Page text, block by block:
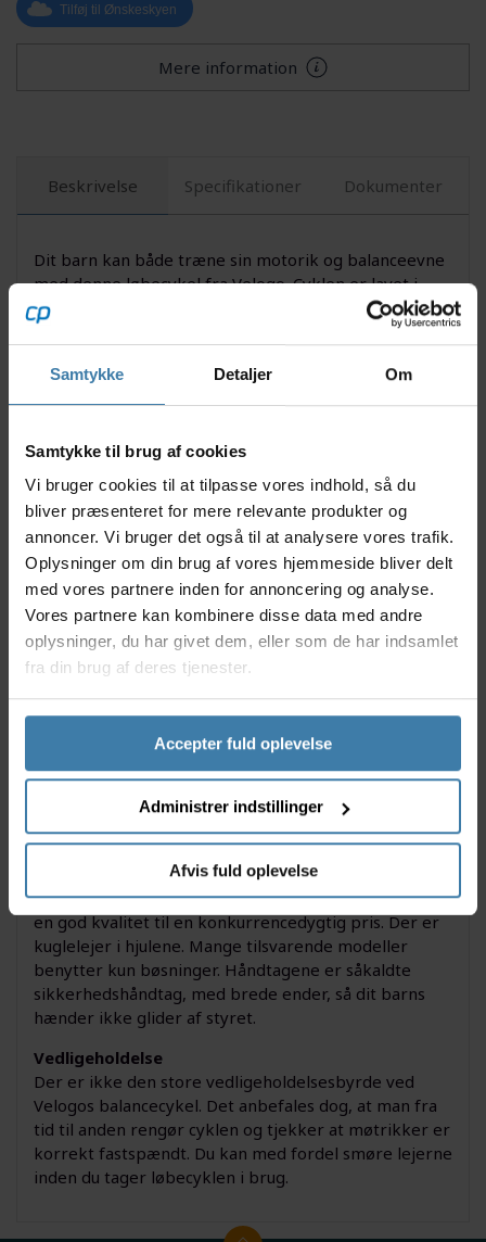
Samtykke Detaljer Om
Samtykke til brug af cookies
Vi bruger cookies til at tilpasse vores indhold, så du
bliver præsenteret for mere relevante produkter og
annoncer. Vi bruger det også til at analysere vores trafik.
Oplysninger om din brug af vores hjemmeside bliver delt
med vores partnere inden for annoncering og analyse.
Vores partnere kan kombinere disse data med andre
oplysninger, du har givet dem, eller som de har indsamlet
fra din brug af deres tjenester.
Accepter fuld oplevelse
Administrer indstillinger
Afvis fuld oplevelse
Tilføj til Ønskeskyen
Mere information
Beskrivelse Specifikationer Dokumenter
Dit barn kan både træne sin motorik og balanceevne
med denne løbecykel fra Velogo. Cyklen er lavet i
solidt stål med punkterfrie dæk i PVC-plast og har en
polstret sadel. Det brede styr forhindrer dit barn i at
samtidigt til balancen.
Denne løbecykel kan bruges af børn i alderen 1½ til 4
år. Det er muligt at justere højden på både sadlen og
styret så dit barn kan vokse med løbecyklen. Cyklen
kommer delvist samlet. Den resterende samling
ordnes nemt vha. den medfølgende samlevejledning.
Fakta
Velogo løbecykel
Fra 2 år
Styrbredde: 43 cm
Kuglelejer i hjul
Sadelhøjde: 35-43 cm
Punkterfrie dæk.
Hjul: sort PVC plast
Vægt: 2,8 kg
Velogo er Cykelpartners eget brand. En løbecykel i
en god kvalitet til en konkurrencedygtig pris. Der er
kuglelejer i hjulene. Mange tilsvarende modeller
benytter kun bøsninger. Håndtagene er såkaldte
sikkerhedshåndtag, med brede ender, så dit barns
hænder ikke glider af styret.
Vedligeholdelse
Der er ikke den store vedligeholdelsesbyrde ved
Velogos balancecykel. Det anbefales dog, at man fra
tid til anden rengør cyklen og tjekker at møtrikker er
korrekt fastspændt. Du kan med fordel smøre lejerne
inden du tager løbecyklen i brug.